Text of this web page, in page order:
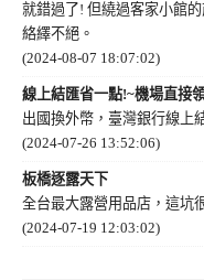
就錯過了! 但繞過客家小館
絡繹不絕。
(2024-08-07 18:07:02)
線上結匯省一點!~機場直接
出國換外幣，臺灣銀行線上
(2024-07-26 13:52:06)
板橋逐露天下
全台最大露營用品店，這坑
(2024-07-19 12:03:02)